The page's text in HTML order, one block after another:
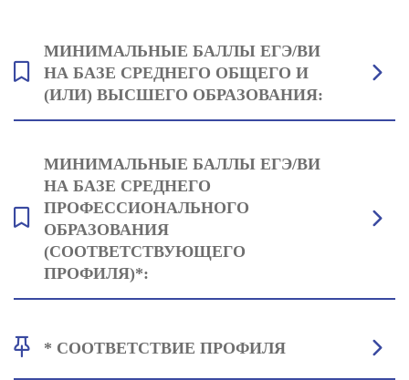
МИНИМАЛЬНЫЕ БАЛЛЫ ЕГЭ/ВИ
НА БАЗЕ СРЕДНЕГО ОБЩЕГО И
(ИЛИ) ВЫСШЕГО ОБРАЗОВАНИЯ:
Русский язык: 42
Один на выбор: Обществознание: 42 или Математика (профильная):
40
МИНИМАЛЬНЫЕ БАЛЛЫ ЕГЭ/ВИ
НА БАЗЕ СРЕДНЕГО
ПРОФЕССИОНАЛЬНОГО
ОБРАЗОВАНИЯ
(СООТВЕТСТВУЮЩЕГО
ПРОФИЛЯ)*:
Русский язык: 42
* СООТВЕТСТВИЕ ПРОФИЛЯ